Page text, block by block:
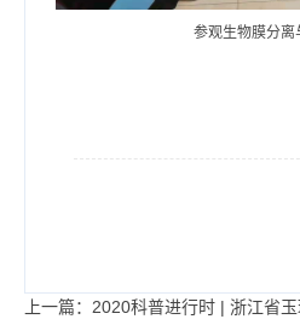
参观生物膜分离
上一篇：2020科普进行时 | 浙江省